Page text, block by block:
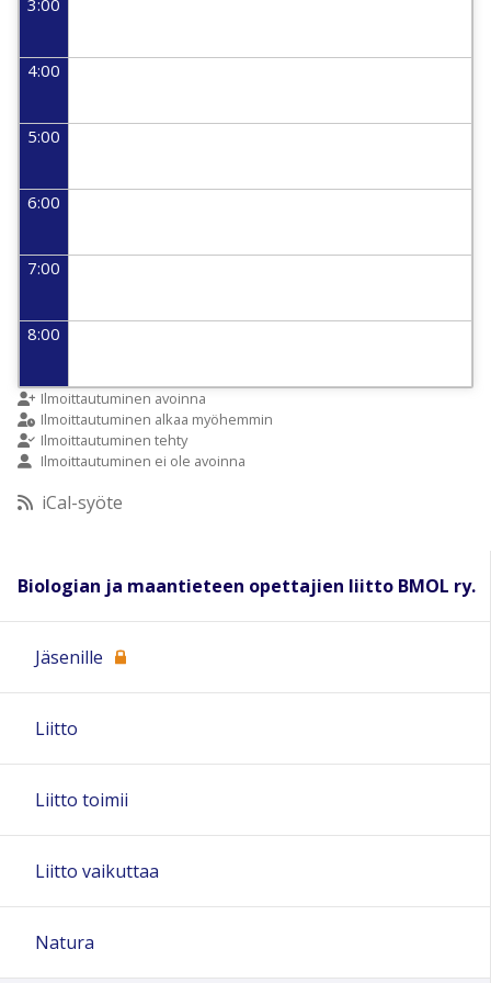
4:00
5:00
6:00
7:00
8:00
9:00
10:00
12:00
13:00
14:00
15:00
16:00
Ilmoittautuminen avoinna
Ilmoittautuminen alkaa myöhemmin
Ilmoittautuminen tehty
Ilmoittautuminen ei ole avoinna
iCal-syöte
Biologian ja maantieteen opettajien liitto BMOL ry.
Jäsenille
Liitto
Liitto toimii
Liitto vaikuttaa
Natura